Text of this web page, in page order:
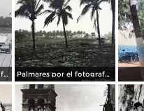
Muelle de la Isla de sacrificios. Palmares por el fotografo Hugo Brehme.